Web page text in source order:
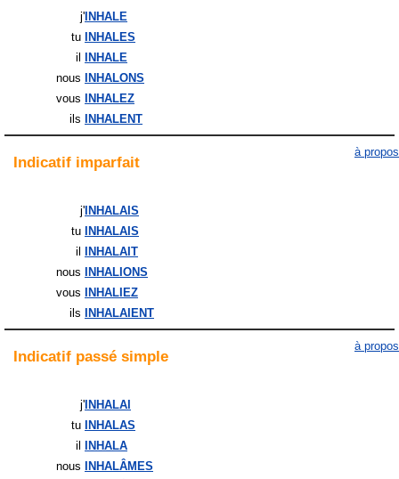
j' INHALE
tu
INHALES
il
INHALE
nous
INHALONS
vous
INHALEZ
ils
INHALENT
Indicatif imparfait
à propos
j' INHALAIS
tu
INHALAIS
il
INHALAIT
nous
INHALIONS
vous
INHALIEZ
ils
INHALAIENT
Indicatif passé simple
à propos
j' INHALAI
tu
INHALAS
il
INHALA
nous
INHALÂMES